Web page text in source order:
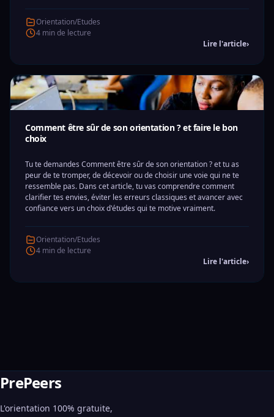
Orientation/Etudes
4 min de lecture
Lire l'article›
Comment être sûr de son orientation ? et faire le bon
choix
Tu te demandes Comment être sûr de son orientation ? et tu as
peur de te tromper, de décevoir ou de choisir une voie qui ne te
ressemble pas. Dans cet article, tu vas comprendre comment
clarifier tes envies, éviter les erreurs classiques et avancer avec
confiance vers un choix d'études qui te motive vraiment.
Orientation/Etudes
4 min de lecture
Lire l'article›
PrePeers
L'orientation 100% gratuite,